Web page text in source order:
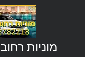
מוניות